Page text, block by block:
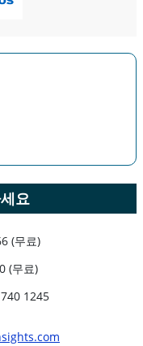
요
(무료)
(무료)
1245